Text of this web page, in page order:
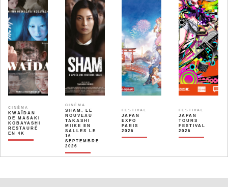
CINÉMA
KWAÏDAN
DE MASAKI
KOBAYASHI
RESTAURÉ
EN 4K
CINÉMA
SHAM, LE
NOUVEAU
TAKASHI
MIIKE EN
SALLES LE
16
SEPTEMBRE
2026
FESTIVAL
JAPAN
EXPO
PARIS
2026
FESTIVAL
JAPAN
TOURS
FESTIVAL
2026